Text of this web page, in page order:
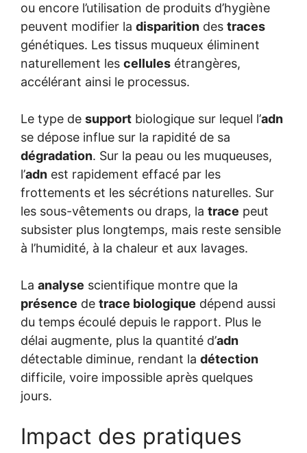
ou encore l’utilisation de produits d’hygiène
peuvent modifier la disparition des traces
génétiques. Les tissus muqueux éliminent
naturellement les cellules étrangères,
accélérant ainsi le processus.
Le type de support biologique sur lequel l’adn
se dépose influe sur la rapidité de sa
dégradation. Sur la peau ou les muqueuses,
l’adn est rapidement effacé par les
frottements et les sécrétions naturelles. Sur
les sous-vêtements ou draps, la trace peut
subsister plus longtemps, mais reste sensible
à l’humidité, à la chaleur et aux lavages.
La analyse scientifique montre que la
présence de trace biologique dépend aussi
du temps écoulé depuis le rapport. Plus le
délai augmente, plus la quantité d’adn
détectable diminue, rendant la détection
difficile, voire impossible après quelques
jours.
Impact des pratiques